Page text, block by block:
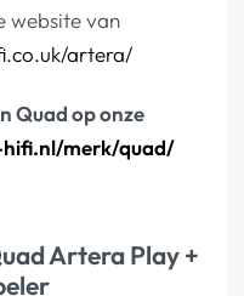
website van
artera/
Quad op onze
merk/quad/
Artera Play +